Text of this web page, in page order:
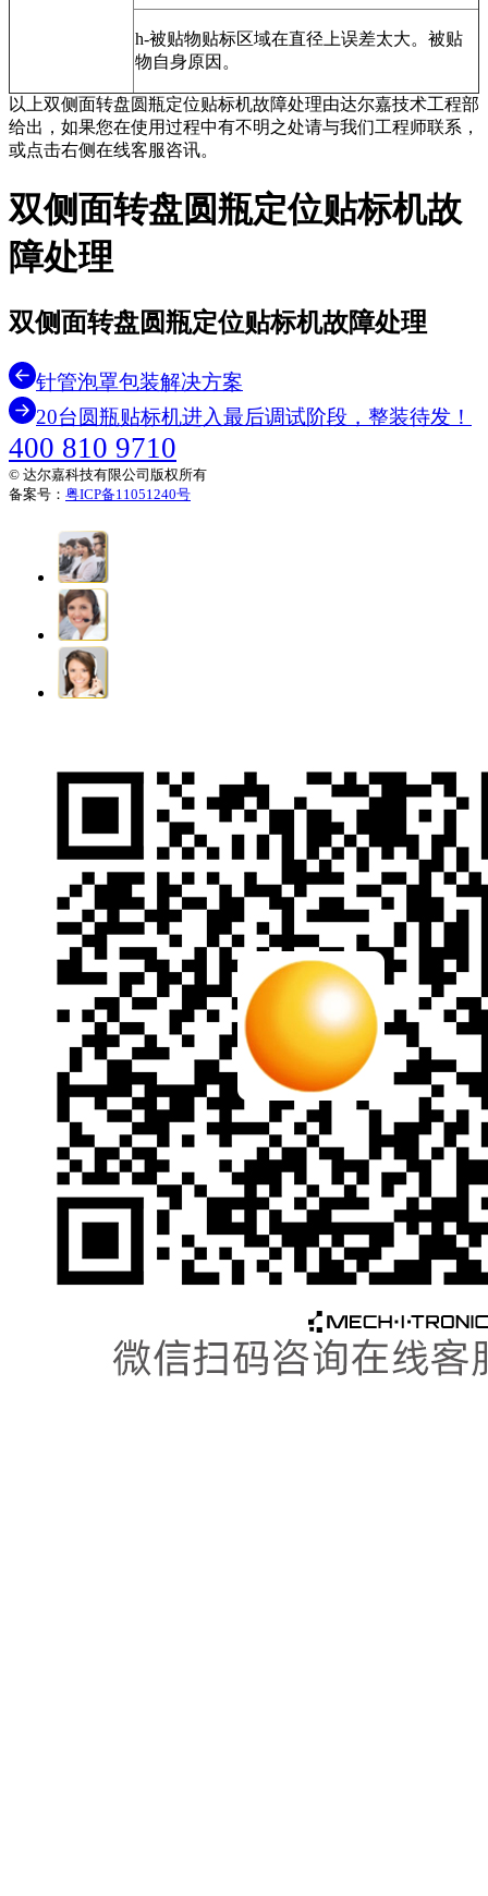
h-被贴物贴标区域在直径上误差太大。被贴
物自身原因。
以上双侧面转盘圆瓶定位贴标机故障处理由达尔嘉技术工程部
给出，如果您在使用过程中有不明之处请与我们工程师联系，
或点击右侧在线客服咨讯。
双侧面转盘圆瓶定位贴标机故
障处理
双侧面转盘圆瓶定位贴标机故障处理
针管泡罩包装解决方案
20台圆瓶贴标机进入最后调试阶段，整装待发！
400 810 9710
© 达尔嘉科技有限公司版权所有
备案号： 粤ICP备11051240号